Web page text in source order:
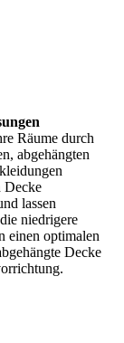
Räume durch
abgehängten
Decke
lassen
niedrigere
einen optimalen
Decke